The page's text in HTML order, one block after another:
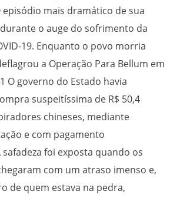
episódio mais dramático de sua
o auge do sofrimento da
19. Enquanto o povo morria
a Operação Para Bellum em
O governo do Estado havia
suspeitíssima de R$ 50,4
chineses, mediante
e com pagamento
safadeza foi exposta quando os
com um atraso imenso e,
de quem estava na pedra,